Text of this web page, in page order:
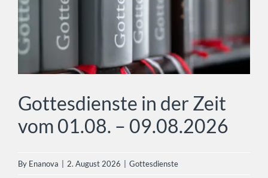
01.08. – 09.08.2026
Gottesdienste
Gottesdienste in der Zeit
vom 01.08. – 09.08.2026
By Enanova 2. August 2026 Gottesdienste